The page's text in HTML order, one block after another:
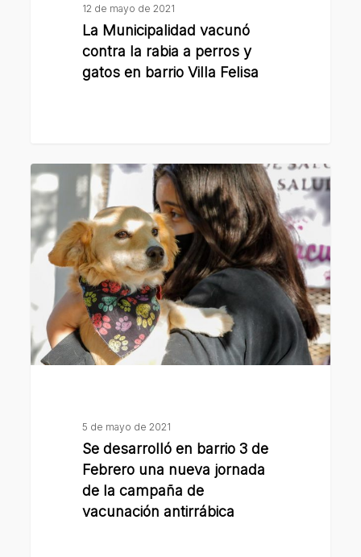
12 de mayo de 2021
La Municipalidad vacunó
contra la rabia a perros y
gatos en barrio Villa Felisa
Se
desarrolló
en
barrio
3
Febrero
una
nueva
campaña
vacunación
antirrábica
5 de mayo de 2021
Se desarrolló en barrio 3 de
Febrero una nueva jornada
de la campaña de
vacunación antirrábica